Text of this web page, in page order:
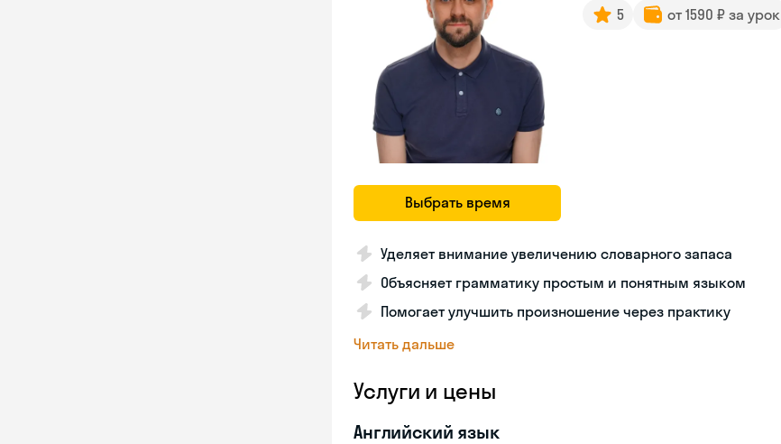
Выбрать время
5 от 1590 ₽ за урок
Уделяет внимание увеличению словарного запаса
Объясняет грамматику простым и понятным языком
Помогает улучшить произношение через практику
Читать дальше
Услуги и цены
Английский язык